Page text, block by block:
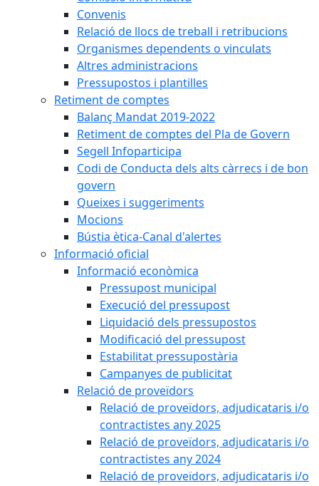
Convenis
Relació de llocs de treball i retribucions
Organismes dependents o vinculats
Altres administracions
Pressupostos i plantilles
Retiment de comptes
Balanç Mandat 2019-2022
Retiment de comptes del Pla de Govern
Segell Infoparticipa
Codi de Conducta dels alts càrrecs i de bon
govern
Queixes i suggeriments
Mocions
Bústia ètica-Canal d'alertes
Informació oficial
Informació econòmica
Pressupost municipal
Execució del pressupost
Liquidació dels pressupostos
Modificació del pressupost
Estabilitat pressupostària
Campanyes de publicitat
Relació de proveïdors
Relació de proveïdors, adjudicataris i/o
contractistes any 2025
Relació de proveïdors, adjudicataris i/o
contractistes any 2024
Relació de proveïdors, adjudicataris i/o